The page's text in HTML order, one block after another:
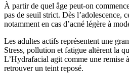
À partir de quel âge peut-on
pas de seuil strict. Dès l’adolescence,
notamment en cas d’acné légère à
Les adultes actifs représentent une
Stress, pollution et fatigue altèrent la
L’Hydrafacial agit comme une remise
retrouver un teint reposé.